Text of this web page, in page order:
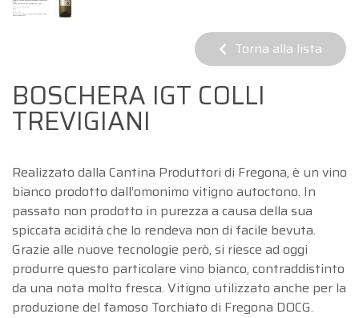
Torna alla lista
BOSCHERA IGT COLLI
TREVIGIANI
Realizzato dalla Cantina Produttori di Fregona, è un vino
bianco prodotto dall’omonimo vitigno autoctono. In
passato non prodotto in purezza a causa della sua
spiccata acidità che lo rendeva non di facile bevuta.
Grazie alle nuove tecnologie però, si riesce ad oggi
produrre questo particolare vino bianco, contraddistinto
da una nota molto fresca. Vitigno utilizzato anche per la
produzione del famoso Torchiato di Fregona DOCG.